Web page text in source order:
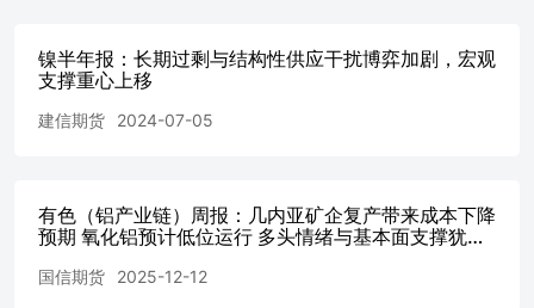
周微增0.3万吨至342.4万吨；期货仓单库存小幅去库至45.8
万吨，原因包括05合约到期及部分仓单氧化铝流入现货贸
易。综合来看，当前氧化铝市场仍持续承压。近期氧化铝库
场成交整体偏淡。近期氧化铝现货价格虽有所跟涨，但高价
成交基本集中于贸易商与期现商之间，电解铝厂因原料库存
充裕，采购策略仍以刚需补库、压价观望为主。 成本方
面，山西、河南等高成本产区企业已逼近盈亏平衡线。一旦
镍半年报：长期过剩与结构性供应干扰博弈加剧，宏观
支撑重心上移
建信期货 2024-07-05
有色（铝产业链）周报：几内亚矿企复产带来成本下降
预期 氧化铝预计低位运行 多头情绪与基本面支撑犹在
国信期货 2025-12-12